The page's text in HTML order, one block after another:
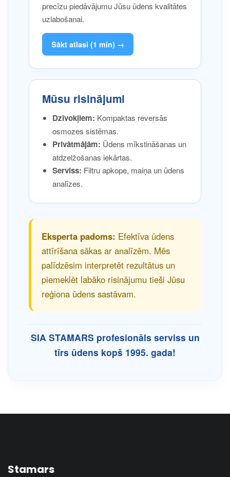
precīzu piedāvājumu Jūsu ūdens kvalitātes
uzlabošanai.
Sākt atlasi (1 min) →
Mūsu risinājumi
Dzīvokļiem: Kompaktas reversās
osmozes sistēmas.
Privātmājām: Ūdens mīkstināšanas un
atdzelžošanas iekārtas.
Serviss: Filtru apkope, maiņa un ūdens
analīzes.
Eksperta padoms: Efektīva ūdens
attīrīšana sākas ar analīzēm. Mēs
palīdzēsim interpretēt rezultātus un
piemeklēt labāko risinājumu tieši Jūsu
reģiona ūdens sastāvam.
SIA STAMARS profesionāls serviss un
tīrs ūdens kopš 1995. gada!
Stamars